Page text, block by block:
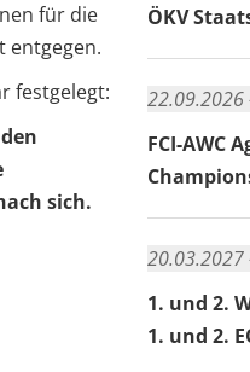
für die
entgegen.
festgelegt:
sich.
ÖKV
22.09.2026
FCI-AWC
20.03.2027
1. und 2.
1. und 2.